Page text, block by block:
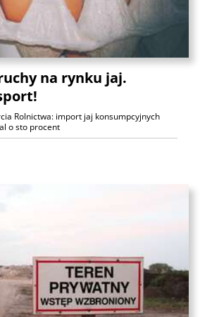
na rynku jaj.
Rolnictwa: import jaj konsumpcyjnych
o sto procent